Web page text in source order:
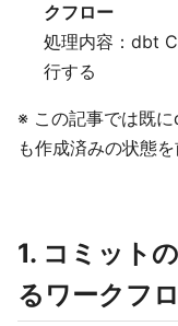
クフロー
処理内容：dbt
行する
※ この記事では既
も作成済みの状態を
1. コミット
るワークフ